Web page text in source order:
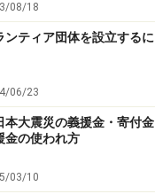
08/18
ンティア団体を設立するに
06/23
本大震災の義援金・寄付金
金の使われ方
03/10